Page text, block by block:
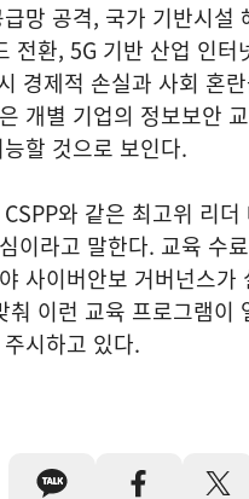
망 공격, 국가 기반시설
전환, 5G 기반 산업 인
경제적 손실과 사회 혼
개별 기업의 정보보안
할 것으로 보인다.
와 같은 최고위 리
이라고 말한다. 교육 수
사이버안보 거버넌스
이런 교육 프로그램
시하고 있다.